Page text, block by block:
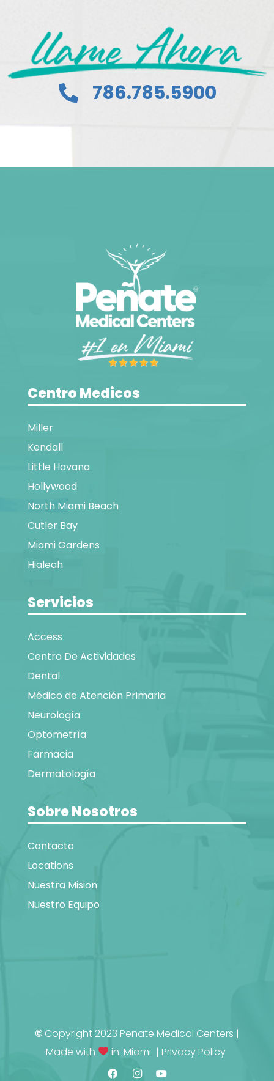
786.785.5900
Centro Medicos
Miller
Kendall
Little Havana
Hollywood
North Miami Beach
Cutler Bay
Miami Gardens
Hialeah
Servicios
Access
Centro De Actividades
Dental
Médico de Atención Primaria
Neurología
Optometría
Farmacia
Dermatología
Sobre Nosotros
Contacto
Locations
Nuestra Mision
Nuestro Equipo
© Copyright 2023 Penate Medical Centers |
Made with
in: Miami |Privacy Policy